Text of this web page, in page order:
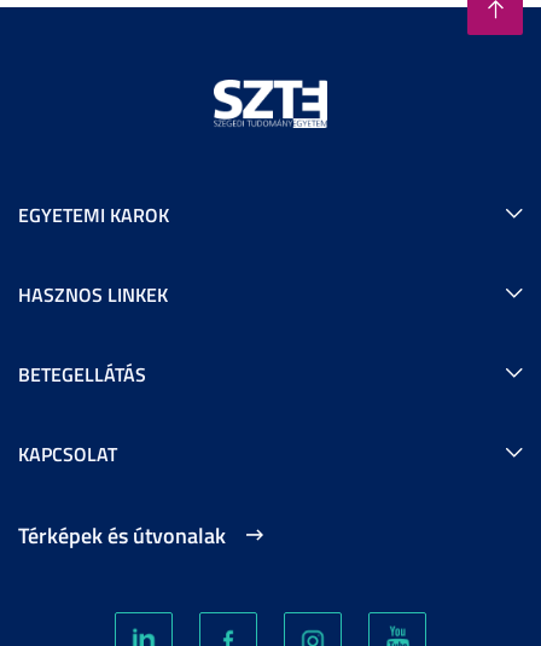
EGYETEMI KAROK
HASZNOS LINKEK
BETEGELLÁTÁS
KAPCSOLAT
Térképek és útvonalak